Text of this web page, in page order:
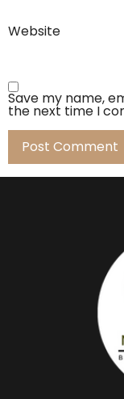
Website
Save my name,
the next time I